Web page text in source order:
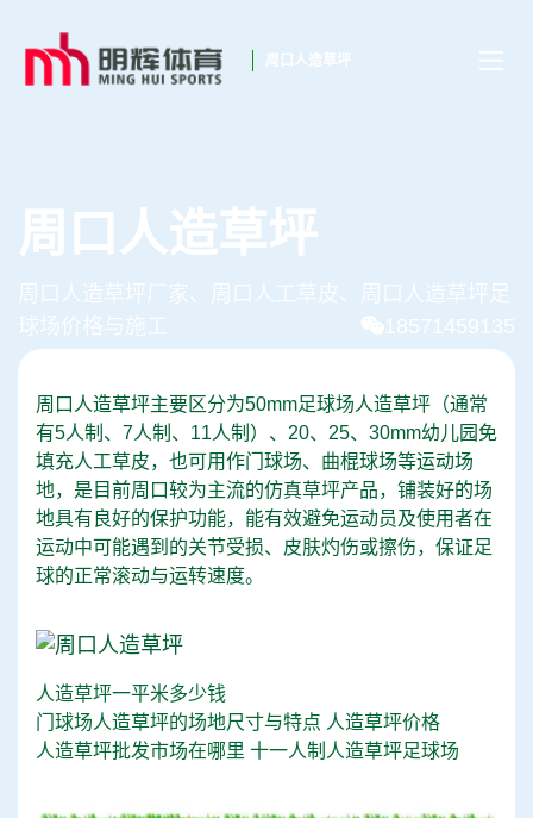
周口人造草坪
周口人造草坪
周口人造草坪厂家、周口人工草皮、周口人造草坪足
球场价格与施工
18571459135
周口人造草坪主要区分为50mm足球场人造草坪（通常
有5人制、7人制、11人制）、20、25、30mm幼儿园免
填充人工草皮，也可用作门球场、曲棍球场等运动场
地，是目前周口较为主流的仿真草坪产品，铺装好的场
地具有良好的保护功能，能有效避免运动员及使用者在
运动中可能遇到的关节受损、皮肤灼伤或擦伤，保证足
球的正常滚动与运转速度。
人造草坪一平米多少钱
门球场人造草坪的场地尺寸与特点 人造草坪价格
人造草坪批发市场在哪里 十一人制人造草坪足球场